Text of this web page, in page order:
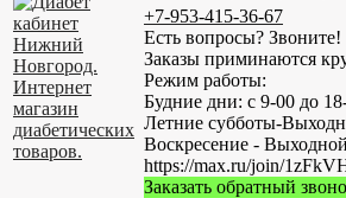
+7-953-415-36-67
Есть вопросы? Звоните!
Заказы приминаются
Режим работы:
Будние дни: с 9-00 до
Летние субботы-
Воскресение -
https://max.ru/join/
Заказать обратный